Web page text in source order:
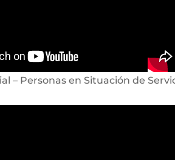
– Personas en Situación de